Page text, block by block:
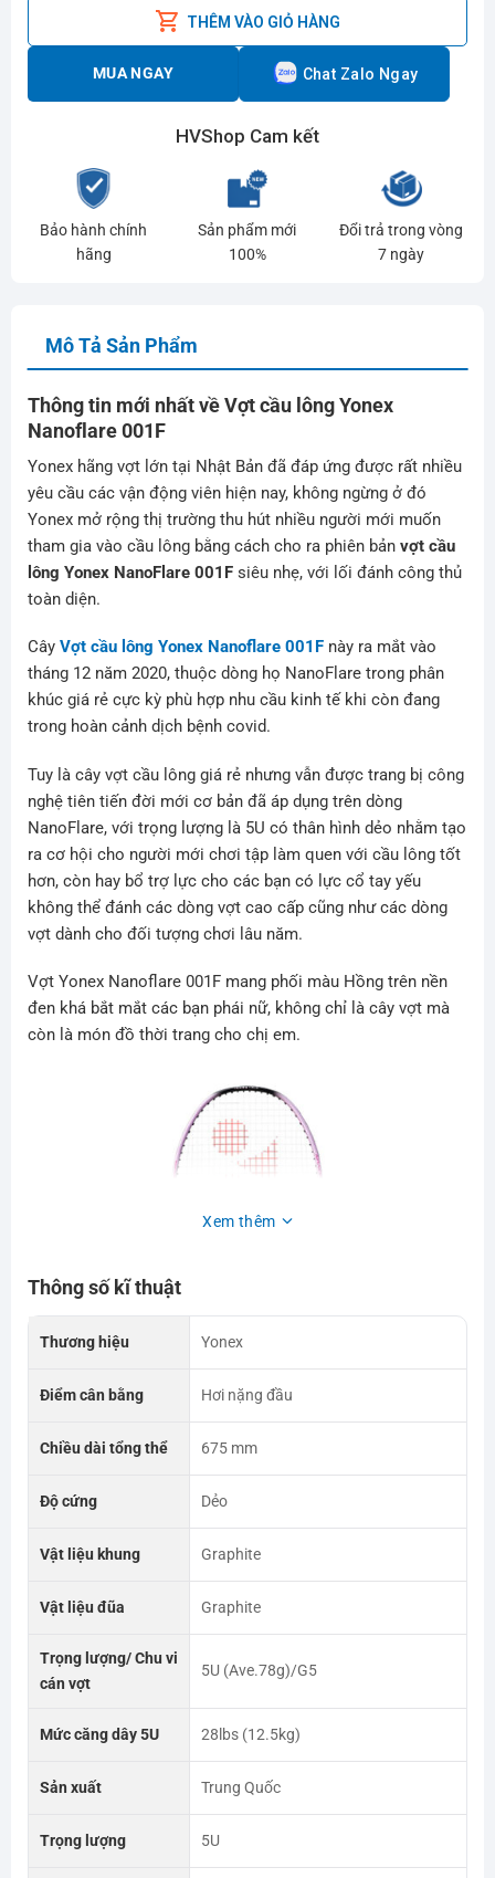
THÊM VÀO GIỎ HÀNG
MUA NGAY Chat Zalo Ngay
HVShop Cam kết
Bảo hành chính
hãng
Sản phẩm mới
100%
Đổi trả trong vòng
7 ngày
Mô Tả Sản Phẩm
Thông tin mới nhất về Vợt cầu lông Yonex
Nanoflare 001F
Yonex hãng vợt lớn tại Nhật Bản đã đáp ứng được rất nhiều
yêu cầu các vận động viên hiện nay, không ngừng ở đó
Yonex mở rộng thị trường thu hút nhiều người mới muốn
tham gia vào cầu lông bằng cách cho ra phiên bản vợt cầu
lông Yonex NanoFlare 001F siêu nhẹ, với lối đánh công thủ
toàn diện.
Cây Vợt cầu lông Yonex Nanoflare 001Fnày ra mắt vào
tháng 12 năm 2020, thuộc dòng họ NanoFlare trong phân
khúc giá rẻ cực kỳ phù hợp nhu cầu kinh tế khi còn đang
trong hoàn cảnh dịch bệnh covid.
Tuy là cây vợt cầu lông giá rẻ nhưng vẫn được trang bị công
nghệ tiên tiến đời mới cơ bản đã áp dụng trên dòng
NanoFlare, với trọng lượng là 5U có thân hình dẻo nhằm tạo
ra cơ hội cho người mới chơi tập làm quen với cầu lông tốt
hơn, còn hay bổ trợ lực cho các bạn có lực cổ tay yếu
không thể đánh các dòng vợt cao cấp cũng như các dòng
vợt dành cho đối tượng chơi lâu năm.
Vợt Yonex Nanoflare 001Fmang phối màu Hồng trên nền
đen khá bắt mắt các bạn phái nữ, không chỉ là cây vợt mà
còn là món đồ thời trang cho chị em.
Vợt cầu lông Yonex Nanoflare 001F
Thông số về Vợt cầu lông Yonex NanoFlare 001F
Thương Hiệu Yonex
Điểm cân bằng 295mm
Chiều dài tổng thể 675 mm
Xem thêm
Thông số kĩ thuật
Thương hiệu Yonex
Điểm cân bằng Hơi nặng đầu
Chiều dài tổng thể 675 mm
Độ cứng Dẻo
Vật liệu khung Graphite
Vật liệu đũa Graphite
Trọng lượng/ Chu vi
cán vợt
5U (Ave.78g)/G5
Mức căng dây 5U 28lbs (12.5kg)
Sản xuất Trung Quốc
Trọng lượng 5U